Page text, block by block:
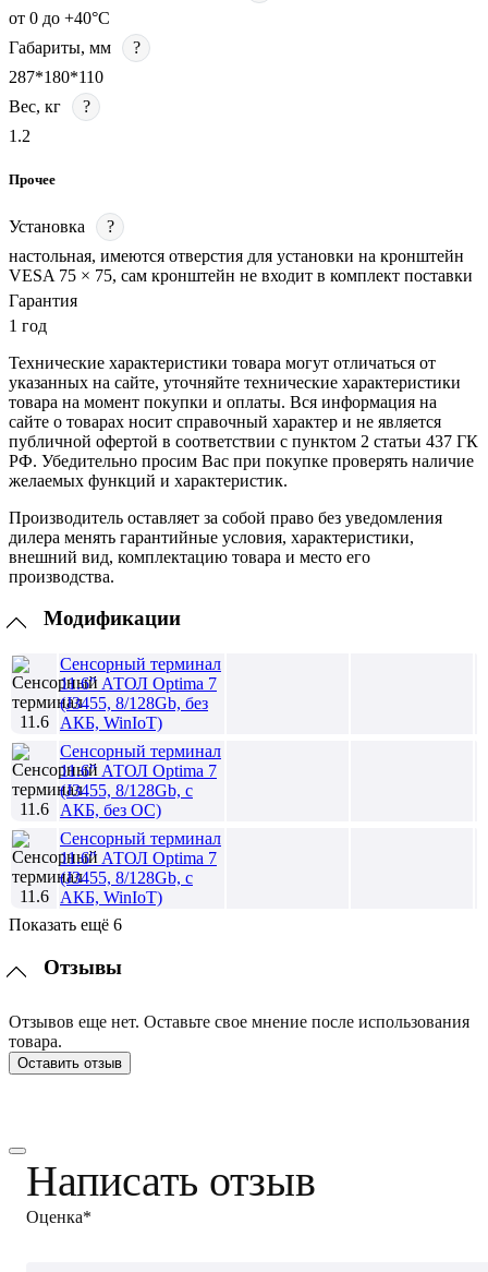
от 0 до +40°С
Габариты, мм
?
287*180*110
Вес, кг
?
1.2
Прочее
Установка
?
настольная, имеются отверстия для установки на кронштейн
VESA 75 × 75, сам кронштейн не входит в комплект поставки
Гарантия
1 год
Технические характеристики товара могут отличаться от
указанных на сайте, уточняйте технические характеристики
товара на момент покупки и оплаты. Вся информация на
сайте о товарах носит справочный характер и не является
публичной офертой в соответствии с пунктом 2 статьи 437 ГК
РФ. Убедительно просим Вас при покупке проверять наличие
желаемых функций и характеристик.
Производитель оставляет за собой право без уведомления
дилера менять гарантийные условия, характеристики,
внешний вид, комплектацию товара и место его
производства.
Модификации
Сенсорный терминал
11.6" АТОЛ Optima 7
(J3455, 8/128Gb, без
АКБ, WinIoT)
Сенсорный терминал
11.6" АТОЛ Optima 7
(J3455, 8/128Gb, с
АКБ, без ОС)
Сенсорный терминал
11.6" АТОЛ Optima 7
(J3455, 8/128Gb, с
АКБ, WinIoT)
Показать ещё 6
Отзывы
Отзывов еще нет. Оставьте свое мнение после использования
товара.
Оставить отзыв
Написать отзыв
Оценка*